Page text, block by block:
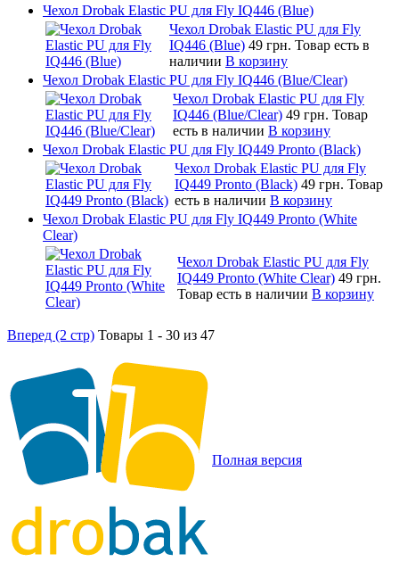
Чехол Drobak Elastic PU для Fly IQ446 (Blue)
Чехол Drobak Elastic PU для Fly
IQ446 (Blue) 49 грн. Товар есть в
наличии В корзину
Чехол Drobak Elastic PU для Fly IQ446 (Blue/Сlear)
Чехол Drobak Elastic PU для Fly
IQ446 (Blue/Сlear) 49 грн. Товар
есть в наличии В корзину
Чехол Drobak Elastic PU для Fly IQ449 Pronto (Black)
Чехол Drobak Elastic PU для Fly
IQ449 Pronto (Black) 49 грн. Товар
есть в наличии В корзину
Чехол Drobak Elastic PU для Fly IQ449 Pronto (White
Clear)
Чехол Drobak Elastic PU для Fly
IQ449 Pronto (White Clear) 49 грн.
Товар есть в наличии В корзину
Вперед (2 стр) Товары 1 - 30 из 47
Полная версия